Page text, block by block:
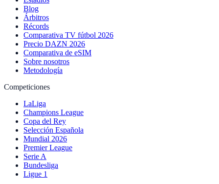
Blog
Árbitros
Récords
Comparativa TV fútbol 2026
Precio DAZN 2026
Comparativa de eSIM
Sobre nosotros
Metodología
Competiciones
LaLiga
Champions League
Copa del Rey
Selección Española
Mundial 2026
Premier League
Serie A
Bundesliga
Ligue 1